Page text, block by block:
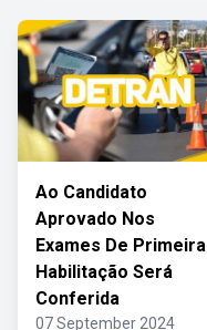
Ao Candidato
Aprovado Nos
Exames De Primeira
Habilitação Será
Conferida
07 September 2024